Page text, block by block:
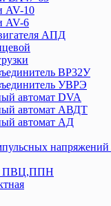
AV POWER
ВА47-100
AV-125
ВА47-125
ВА47-29
ВА47-63
AV-10
AV-6
АПД
ВР32У
УВРЭ
автомат DVA
AV-10
AV-6
АПД
ВР32У
УВРЭ
автомат DVA
автомат АВДТ
автомат АД
ПВЦ,ППН